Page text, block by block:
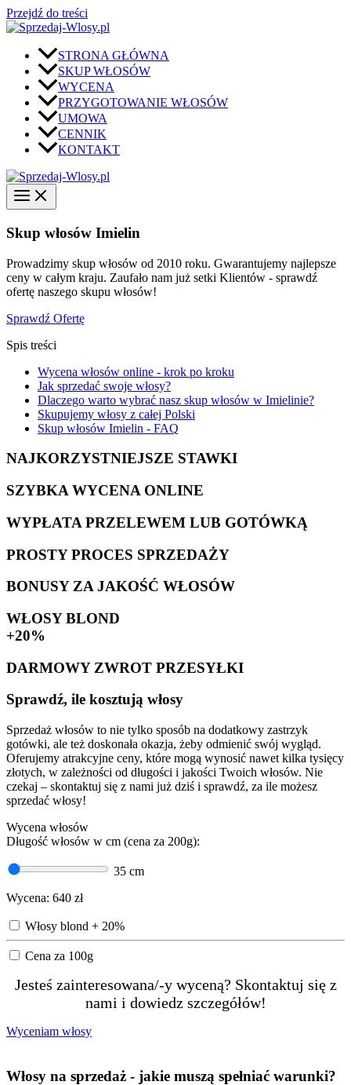
Przejdź do treści
STRONA GŁÓWNA
SKUP WŁOSÓW
WYCENA
PRZYGOTOWANIE WŁOSÓW
UMOWA
CENNIK
KONTAKT
Skup włosów Imielin
Prowadzimy skup włosów od 2010 roku. Gwarantujemy najlepsze
ceny w całym kraju. Zaufało nam już setki Klientów - sprawdź
ofertę naszego skupu włosów!
Sprawdź Ofertę
Spis treści
Wycena włosów online - krok po kroku
Jak sprzedać swoje włosy?
Dlaczego warto wybrać nasz skup włosów w Imielinie?
Skupujemy włosy z całej Polski
Skup włosów Imielin - FAQ
NAJKORZYSTNIEJSZE STAWKI
SZYBKA WYCENA ONLINE
WYPŁATA PRZELEWEM LUB GOTÓWKĄ
PROSTY PROCES SPRZEDAŻY
BONUSY ZA JAKOŚĆ WŁOSÓW
WŁOSY BLOND
+20%
DARMOWY ZWROT PRZESYŁKI
Sprawdź, ile kosztują włosy
Sprzedaż włosów to nie tylko sposób na dodatkowy zastrzyk
gotówki, ale też doskonała okazja, żeby odmienić swój wygląd.
Oferujemy atrakcyjne ceny, które mogą wynosić nawet kilka tysięcy
złotych, w zależności od długości i jakości Twoich włosów. Nie
czekaj – skontaktuj się z nami już dziś i sprawdź, za ile możesz
sprzedać włosy!
Wycena włosów
Długość włosów w cm (cena za 200g):
35 cm
Wycena: 640 zł
Włosy blond + 20%
Cena za 100g
Jesteś zainteresowana/-y wyceną? Skontaktuj się z
nami i dowiedz szczegółów!
Wyceniam włosy
Włosy na sprzedaż - jakie muszą spełniać warunki?